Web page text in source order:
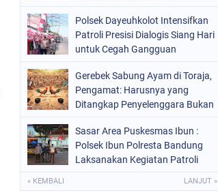
Anak Sejak Dini
Polsek Dayeuhkolot Intensifkan
Patroli Presisi Dialogis Siang Hari
untuk Cegah Gangguan
Gerebek Sabung Ayam di Toraja,
Pengamat: Harusnya yang
Ditangkap Penyelenggara Bukan
Sasar Area Puskesmas Ibun :
Polsek Ibun Polresta Bandung
Laksanakan Kegiatan Patroli
« KEMBALI LANJUT »